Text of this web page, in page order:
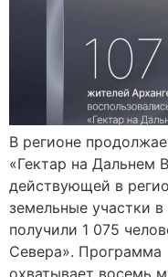
В регионе
«Гектар на Дальнем
действующей в
земельные участки
получили 1 075
Севера». Программа